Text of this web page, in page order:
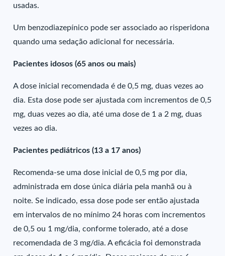
usadas.
Um benzodiazepínico pode ser associado ao risperidona
quando uma sedação adicional for necessária.
Pacientes idosos (65 anos ou mais)
A dose inicial recomendada é de 0,5 mg, duas vezes ao
dia. Esta dose pode ser ajustada com incrementos de 0,5
mg, duas vezes ao dia, até uma dose de 1 a 2 mg, duas
vezes ao dia.
Pacientes pediátricos (13 a 17 anos)
Recomenda-se uma dose inicial de 0,5 mg por dia,
administrada em dose única diária pela manhã ou à
noite. Se indicado, essa dose pode ser então ajustada
em intervalos de no mínimo 24 horas com incrementos
de 0,5 ou 1 mg/dia, conforme tolerado, até a dose
recomendada de 3 mg/dia. A eficácia foi demonstrada